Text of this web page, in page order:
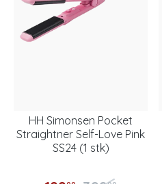
HH Simonsen Pocket
Straightner Self-Love Pink
SS24 (1 stk)